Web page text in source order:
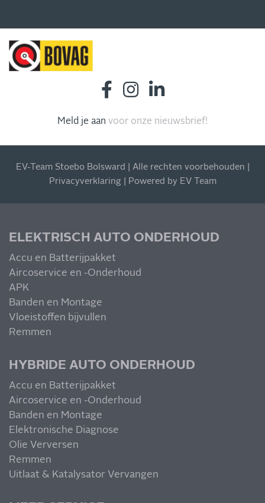
Meld je aan voor onze nieuwsbrief!
INSCHRIJVEN NIEUWSBRIEF
MIS NIETS
EV-Team Stoebo Bolsward | Alle rechten voorbehouden |
Privacyverklaring| Powered by EV Team
ELEKTRISCH AUTO ONDERHOUD
Accu en Batterijpakket
Aircoservice en -Onderhoud
APK
Banden en Montage
Vloeistoffen bijvullen
Remmen
HYBRIDE AUTO ONDERHOUD
Accu en Batterijpakket
Aircoservice en -Onderhoud
Banden en Montage
Elektronische Diagnose
Olie Verversen
Remmen
Uitlaat & Katalysator Vervangen